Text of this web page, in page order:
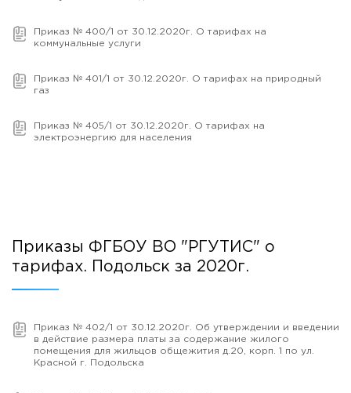
Приказ № 400/1 от 30.12.2020г. О тарифах на
коммунальные услуги
Приказ № 401/1 от 30.12.2020г. О тарифах на природный
газ
Приказ № 405/1 от 30.12.2020г. О тарифах на
электроэнергию для населения
Приказы ФГБОУ ВО "РГУТИС" о
тарифах. Подольск за 2020г.
Приказ № 402/1 от 30.12.2020г. Об утверждении и введении
в действие размера платы за содержание жилого
помещения для жильцов общежития д.20, корп. 1 по ул.
Красной г. Подольска